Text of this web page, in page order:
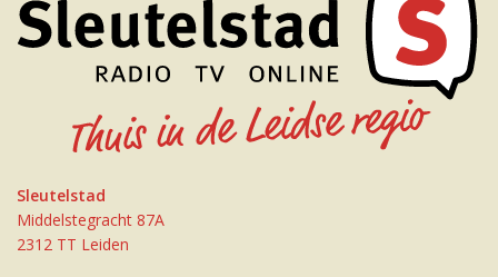
Sleutelstad
Middelstegracht 87A
2312 TT Leiden